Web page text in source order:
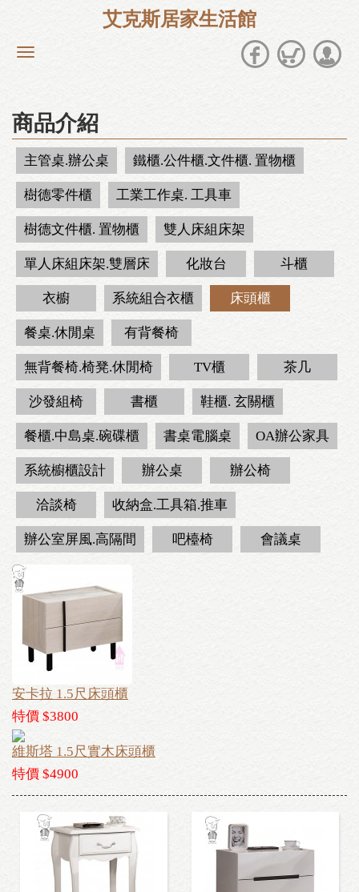
艾克斯居家生活館
商品介紹
主管桌.辦公桌 鐵櫃.公件櫃.文件櫃. 置物櫃
樹德零件櫃 工業工作桌. 工具車
樹德文件櫃. 置物櫃 雙人床組床架
單人床組床架.雙層床 化妝台 斗櫃
衣櫥 系統組合衣櫃 床頭櫃
餐桌.休閒桌 有背餐椅
無背餐椅.椅凳.休閒椅 TV櫃 茶几
沙發組椅 書櫃 鞋櫃. 玄關櫃
餐櫃.中島桌.碗碟櫃 書桌電腦桌 OA辦公家具
系統櫥櫃設計 辦公桌 辦公椅
洽談椅 收納盒.工具箱.推車
辦公室屏風.高隔間 吧檯椅 會議桌
安卡拉 1.5尺床頭櫃
特價 $3800
維斯塔 1.5尺實木床頭櫃
特價 $4900